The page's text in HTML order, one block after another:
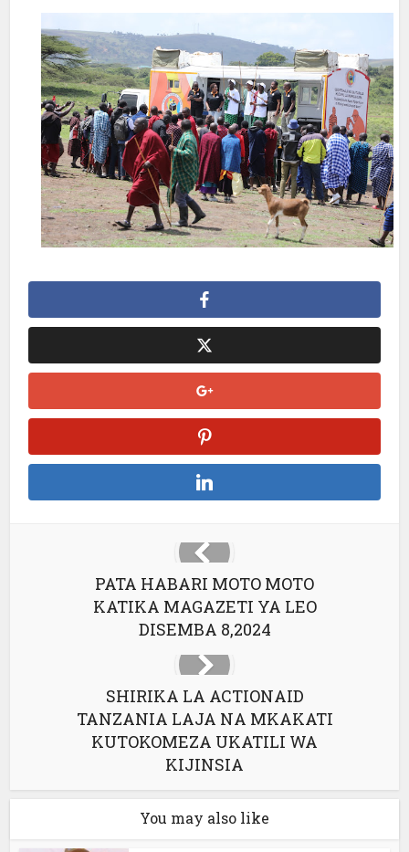
PATA HABARI MOTO MOTO
KATIKA MAGAZETI YA LEO
DISEMBA 8,2024
SHIRIKA LA ACTIONAID
TANZANIA LAJA NA MKAKATI
KUTOKOMEZA UKATILI WA
KIJINSIA
You may also like